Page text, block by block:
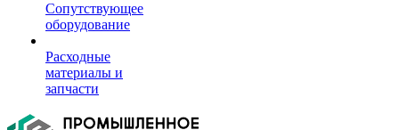
Сопутствующее
оборудование
Расходные
материалы и
запчасти